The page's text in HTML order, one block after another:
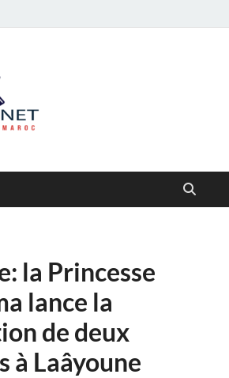
la Princesse
lance la
de deux
à Laâyoune